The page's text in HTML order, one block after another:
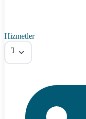
Hizmetler
Tümü